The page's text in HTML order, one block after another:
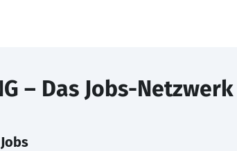
– Das Jobs-Netzwerk